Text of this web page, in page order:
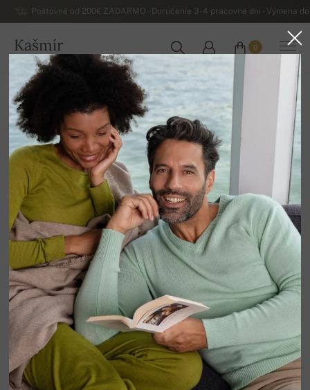
Poštovné od 200€ ZADARMO - Doručenie 3-4 pracovné dni - Výmena
Kašmír
SLOVENSKO
0
Domov